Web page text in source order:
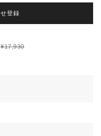
登録
¥17,930